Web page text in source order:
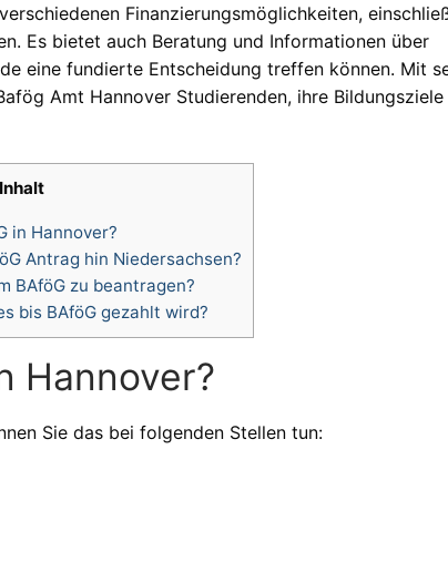
Finanzierungsmöglichkeiten,
Es bietet auch Beratung und Informationen über
eine fundierte Entscheidung treffen können. Mit
Amt Hannover Studierenden, ihre Bildungsziele
Inhalt
in Hannover?
Antrag hin Niedersachsen?
BAföG zu beantragen?
bis BAföG gezahlt wird?
Hannover?
Sie das bei folgenden Stellen tun: